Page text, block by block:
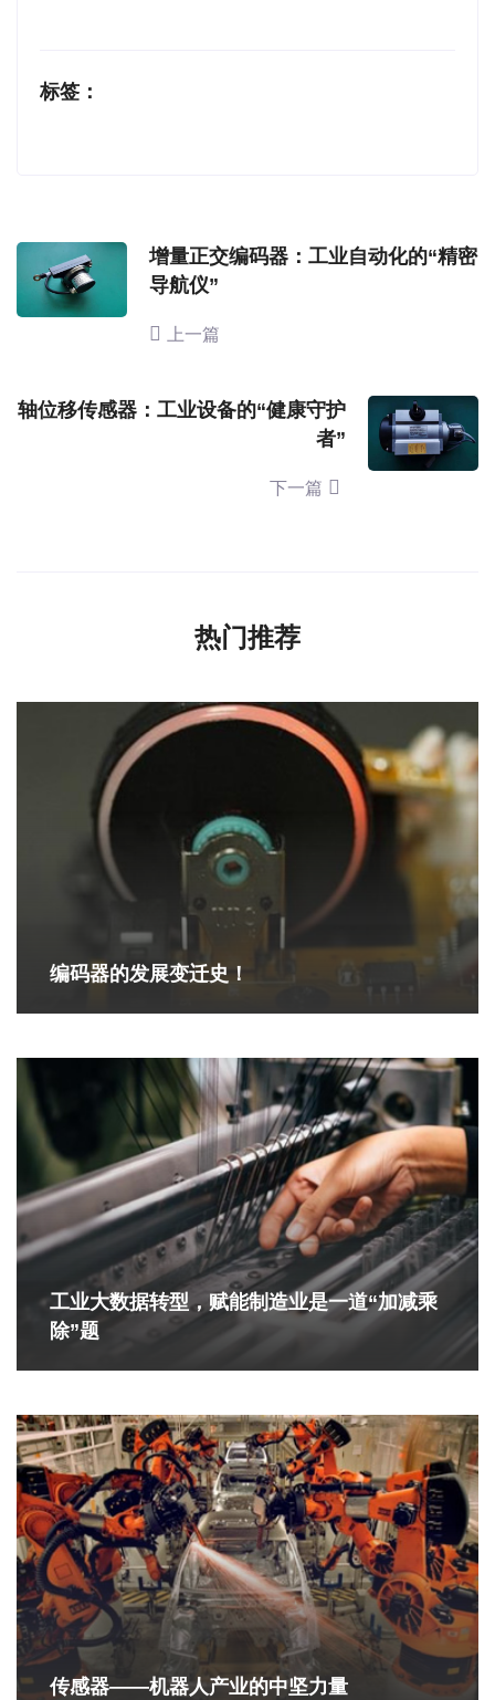
标签：
增量正交编码器：工业自动化的“精密
导航仪”
上一篇
轴位移传感器：工业设备的“健康守护
者”
下一篇
热门推荐
编码器的发展变迁史！
工业大数据转型，赋能制造业是一道“加减乘
除”题
传感器——机器人产业的中坚力量